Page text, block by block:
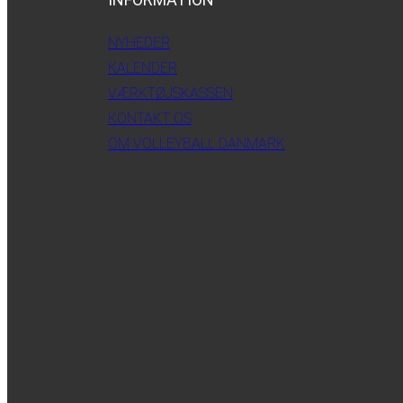
NYHEDER
KALENDER
VÆRKTØJSKASSEN
KONTAKT OS
OM VOLLEYBALL DANMARK